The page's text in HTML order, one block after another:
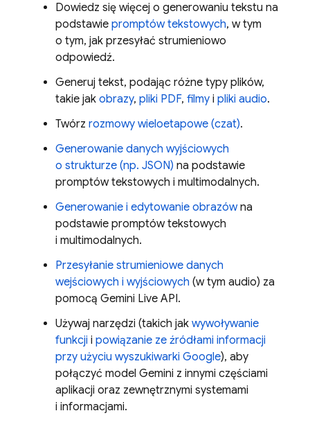
Dowiedz się więcej o generowaniu tekstu na
podstawie promptów tekstowych, w tym
o tym, jak przesyłać strumieniowo
odpowiedź.
Generuj tekst, podając różne typy plików,
takie jak obrazy, pliki PDF, filmy i pliki audio.
Twórz rozmowy wieloetapowe (czat).
Generowanie danych wyjściowych
o strukturze (np. JSON) na podstawie
promptów tekstowych i multimodalnych.
Generowanie i edytowanie obrazówna
podstawie promptów tekstowych
i multimodalnych.
Przesyłanie strumieniowe danych
wejściowych i wyjściowych (w tym audio) za
pomocą Gemini Live API.
Używaj narzędzi (takich jak wywoływanie
funkcji i powiązanie ze źródłami informacji
przy użyciu wyszukiwarki Google), aby
połączyć model Gemini z innymi częściami
aplikacji oraz zewnętrznymi systemami
i informacjami.